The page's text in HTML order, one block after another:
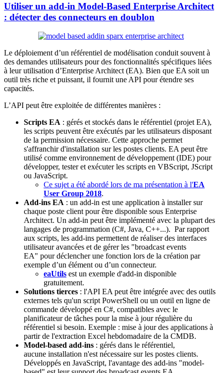
Utiliser un add-in Model-Based Enterprise Architect
: détecter des connecteurs en doublon
Le déploiement d’un référentiel de modélisation conduit souvent à
des demandes utilisateurs pour des fonctionnalités spécifiques liées
à leur utilisation d’Enterprise Architect (EA). Bien que EA soit un
outil très riche et puissant, il fournit une API pour étendre ses
capacités.
L’API peut être exploitée de différentes manières :
Scripts EA : gérés et stockés dans le référentiel (projet EA),
les scripts peuvent être exécutés par les utilisateurs disposant
de la permission nécessaire. Cette approche permet
s'affranchir d'installation sur les postes clients. EA peut être
utilisé comme environnement de développement (IDE) pour
développer, tester et exécuter les scripts en VBScript, JScript
ou JavaScript.
Ce sujet a été abordé lors de ma présentation à l'EA
User Group 2018.
Add-ins EA : un add-in est une application à installer sur
chaque poste client pour être disponible sous Enterprise
Architect. Un add-in peut être implémenté avec la plupart des
langages de programmation (C#, Java, C++...). Par rapport
aux scripts, les add-ins permettent de réaliser des interfaces
utilisateur avancées et de gérer les "broadcast events
EA" pour déclencher une fonction lors de la création par
exemple d’un élément ou d’un connecteur.
eaUtils est un exemple d'add-in disponible
gratuitement.
Solutions tierces : l'API EA peut être intégrée avec des outils
externes tels qu'un script PowerShell ou un outil en ligne de
commande développé en C#, compatibles avec le
planificateur de tâches pour la mise à jour régulière du
référentiel si besoin. Exemple : mise à jour des applications à
partir de l'extraction Excel hebdomadaire de la CMDB.
Model-based add-ins : gérés dans le référentiel,
aucune installation n'est nécessaire sur les postes clients.
Développés en JavaScript, l'avantage des add-ins "model-